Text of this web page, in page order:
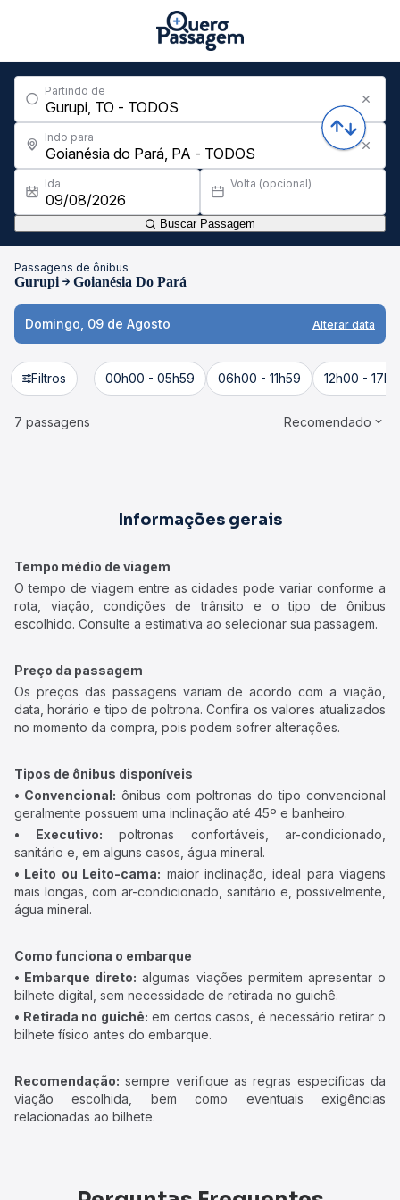
Partindo de
Indo para
Ida Volta (opcional)
Buscar Passagem
Passagens de ônibus
Gurupi Goianésia Do Pará
Domingo, 09 de Agosto Alterar data
Filtros 00h00 - 05h59 06h00 - 11h59 12h00 -
7 passagens Recomendado
Informações gerais
Tempo médio de viagem
O tempo de viagem entre as cidades pode variar conforme a
rota, viação, condições de trânsito e o tipo de ônibus
escolhido. Consulte a estimativa ao selecionar sua passagem.
Preço da passagem
Os preços das passagens variam de acordo com a viação,
data, horário e tipo de poltrona. Confira os valores atualizados
no momento da compra, pois podem sofrer alterações.
Tipos de ônibus disponíveis
• Convencional: ônibus com poltronas do tipo convencional
geralmente possuem uma inclinação até 45º e banheiro.
• Executivo: poltronas confortáveis, ar-condicionado,
sanitário e, em alguns casos, água mineral.
• Leito ou Leito-cama: maior inclinação, ideal para viagens
mais longas, com ar-condicionado, sanitário e, possivelmente,
água mineral.
Como funciona o embarque
• Embarque direto: algumas viações permitem apresentar o
bilhete digital, sem necessidade de retirada no guichê.
• Retirada no guichê: em certos casos, é necessário retirar o
bilhete físico antes do embarque.
Recomendação: sempre verifique as regras específicas da
viação escolhida, bem como eventuais exigências
relacionadas ao bilhete.